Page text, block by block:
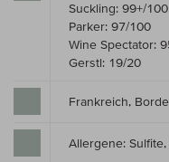
Suckling: 99+/100
Parker: 97/100
Wine Spectator:
Gerstl: 19/20
Frankreich,
Allergene: Sulfite,